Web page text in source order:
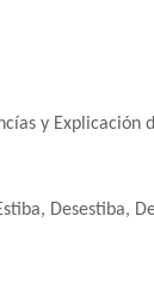
y
Desestiba,